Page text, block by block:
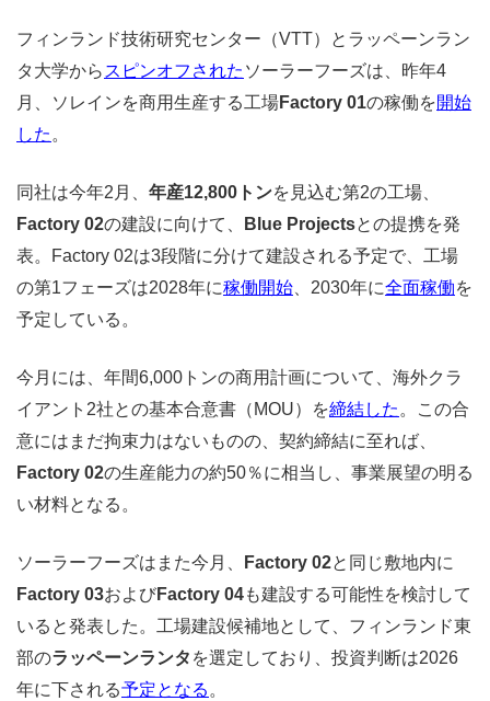
フィンランド技術研究センター（VTT）とラッペーンラン
タ大学から スピンオフされた ソーラーフーズは、昨年4
月、ソレインを商用生産する工場Factory 01の稼働を開始
した 。
同社は今年2月、 年産12,800トンを見込む第2の工場、
Factory 02の建設に向けて、 Blue Projectsとの提携を発
表。Factory 02は3段階に分けて建設される予定で、工場
の第1フェーズは2028年に稼働開始 、2030年に全面稼働を
予定している。
今月には、年間6,000トンの商用計画について、海外クラ
イアント2社との基本合意書（MOU）を締結した 。この合
意にはまだ拘束力はないものの、契約締結に至れば、
Factory 02の生産能力の約50％に相当し、事業展望の明る
い材料となる。
ソーラーフーズはまた今月、 Factory 02と同じ敷地内に
Factory 03およびFactory 04も建設する可能性を検討して
いると発表した。工場建設候補地として、フィンランド東
部のラッペーンランタ を選定しており、投資判断は2026
年に下される予定となる 。